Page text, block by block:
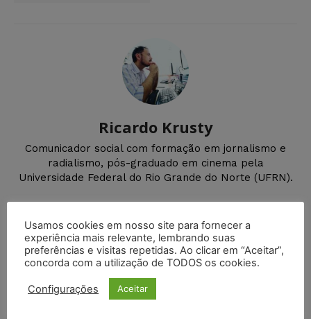
Ricardo Krusty
Comunicador social com formação em jornalismo e
radialismo, pós-graduado em cinema pela
Universidade Federal do Rio Grande do Norte (UFRN).
DEIXE UM COMENTÁRIO
Default Comments (0) Facebook Comments Disqus Comments
Usamos cookies em nosso site para fornecer a
experiência mais relevante, lembrando suas
preferências e visitas repetidas. Ao clicar em “Aceitar”,
concorda com a utilização de TODOS os cookies.
Configurações Aceitar